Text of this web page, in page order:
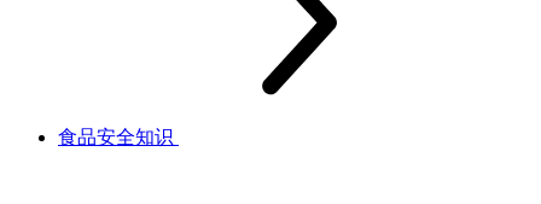
食品安全知识